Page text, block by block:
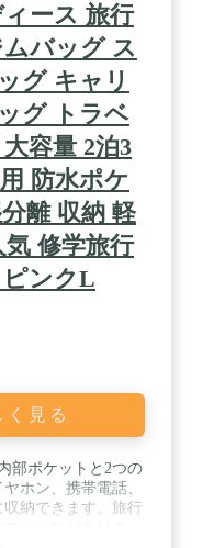
】キャリーオンバ
ツケースに固定可
固定用の加工がさ
設置可能。キャリ
いので、旅行時の
持ち込み可能なサ
行く方にもおすす
水効果の高い、高
地を採用している
品な光沢があり、
いです。防汚性も
で、水で手洗い可
量】重量はたった
々持ち運べる重さ
などにちょうど良
デザインなので大
性から女性まで幅
。半分に折ること
パクトに収納可
に入れておくことで
ます。 / ✅【様々
グ・ジムバッグ・水
ース 旅行
バッグ ス
グ キャリ
グ トラベ
容量 2泊3
防水ポケ
離 収納 軽
修学旅行
ンクL
見る
部ポケットと2つの
ホン、携帯電話、
納できます。旅行